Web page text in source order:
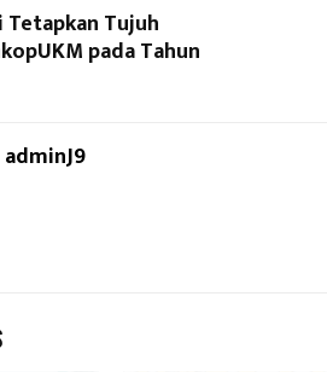
Tujuh
pada Tahun
adminJ9